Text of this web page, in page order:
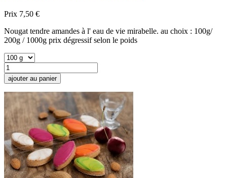
Prix 7,50 €
Nougat tendre amandes à l' eau de vie mirabelle. au choix : 100g/
200g / 1000g prix dégressif selon le poids
ajouter au panier